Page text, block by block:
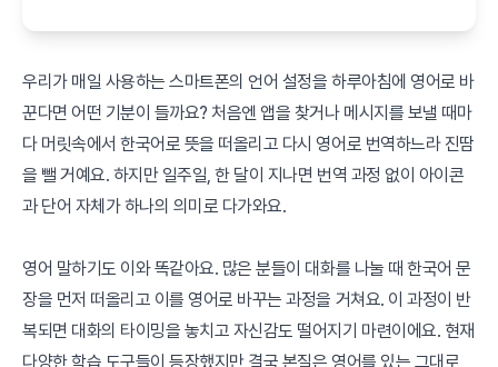
우리가 매일 사용하는 스마트폰의 언어 설정을 하루아침에 영어로 바
꾼다면 어떤 기분이 들까요? 처음엔 앱을 찾거나 메시지를 보낼 때마
다 머릿속에서 한국어로 뜻을 떠올리고 다시 영어로 번역하느라 진땀
을 뺄 거예요. 하지만 일주일, 한 달이 지나면 번역 과정 없이 아이콘
과 단어 자체가 하나의 의미로 다가와요.
영어 말하기도 이와 똑같아요. 많은 분들이 대화를 나눌 때 한국어 문
장을 먼저 떠올리고 이를 영어로 바꾸는 과정을 거쳐요. 이 과정이 반
복되면 대화의 타이밍을 놓치고 자신감도 떨어지기 마련이에요. 현재
다양한 학습 도구들이 등장했지만 결국 본질은 영어를 있는 그대로